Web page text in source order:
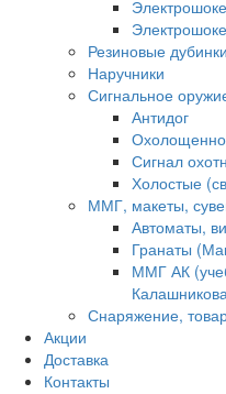
Резиновые дубинки
Наручники
Сигнальное
Антидог
Сигнал
Холостые
ММГ, макеты,
Автоматы,
Гранаты
ММГ АК
Снаряжение,
Акции
Доставка
Контакты